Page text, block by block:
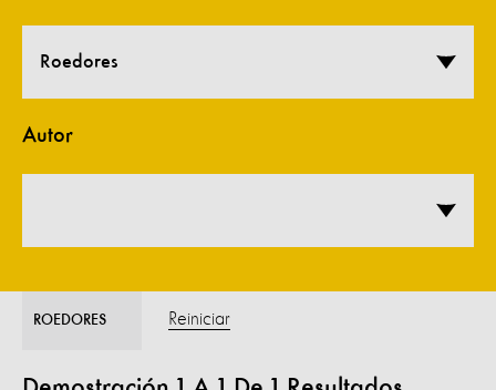
Roedores
Autor
ROEDORES Reiniciar